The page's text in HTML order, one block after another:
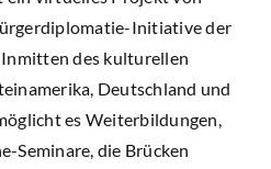
Initiative der
des kulturellen
Deutschland und
es Weiterbildungen,
Seminare, die Brücken